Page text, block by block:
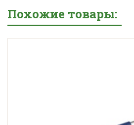
Похожие товары: